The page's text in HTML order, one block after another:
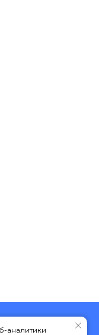
аналитики